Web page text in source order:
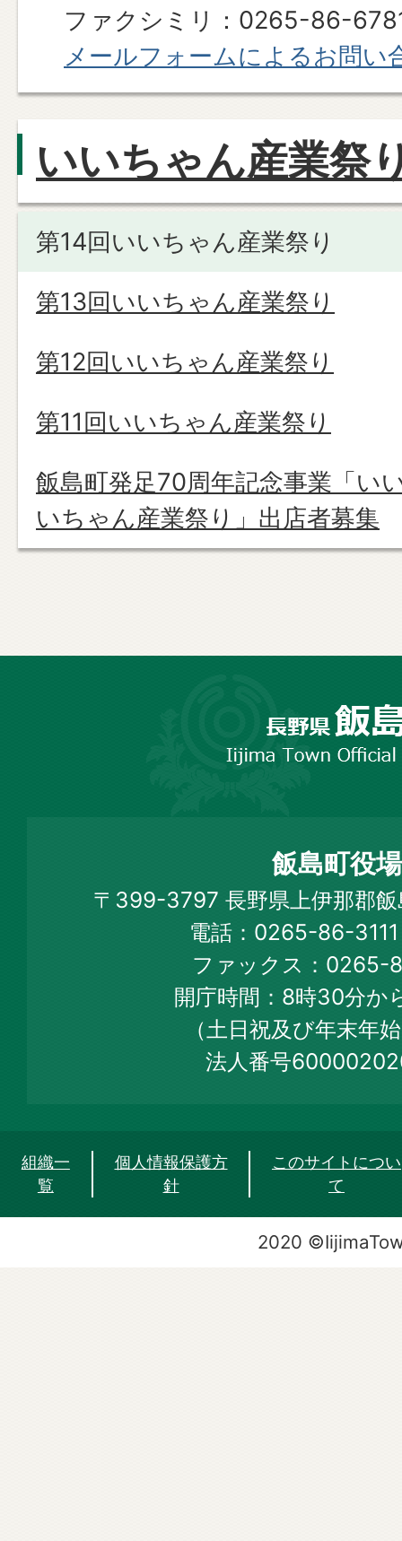
ファクシミリ：0265-86-
メールフォームによるお問い
いいちゃん産業祭
第14回いいちゃん産業祭り
第13回いいちゃん産業祭り
第12回いいちゃん産業祭り
第11回いいちゃん産業祭り
飯島町発足70周年記念事業「い
いちゃん産業祭り」出店者募集
Town
Official
Site
飯島町役場
〒399-3797 長野県上伊那郡
電話：0265-86-
ファックス：0265-
開庁時間：8時30分か
（土日祝及び年末年
法人番号
組織一
覧
個人情報保護方
針
このサイトについ
て
2020